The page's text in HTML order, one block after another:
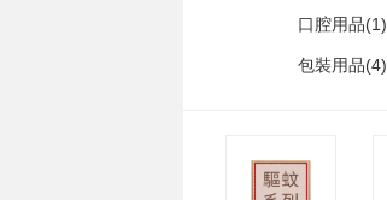
口腔用品(1)
包裝用品(4)